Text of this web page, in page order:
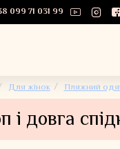
099 71 031 99
Для жінок Пляжний
і довга